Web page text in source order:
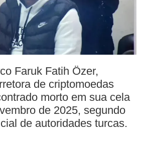
Faruk Fatih Özer,
de criptomoedas
morto em sua cela
de 2025, segundo
de autoridades turcas.